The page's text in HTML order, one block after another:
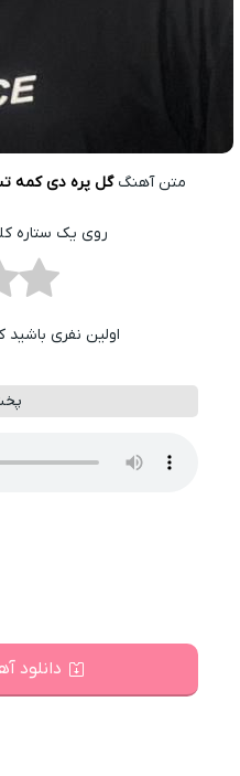
متن آهنگگل پره دی کمه
روی یک ستاره
اولین نفری
دانلود